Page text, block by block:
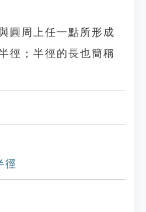
圓周上任一點所形成
徑；半徑的長也簡稱
徑